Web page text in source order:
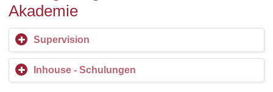
Akademie
Supervision
Inhouse - Schulungen